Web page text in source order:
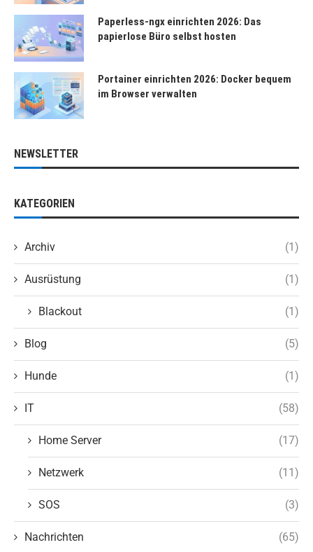
Paperless-ngx einrichten 2026: Das
papierlose Büro selbst hosten
Portainer einrichten 2026: Docker bequem
im Browser verwalten
NEWSLETTER
KATEGORIEN
Archiv (1)
Ausrüstung (1)
Blackout (1)
Blog (5)
Hunde (1)
IT (58)
Home Server (17)
Netzwerk (11)
SOS (3)
Nachrichten (65)